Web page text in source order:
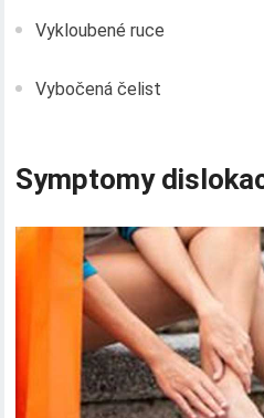
Vykloubené ruce
Vybočená čelist
Symptomy